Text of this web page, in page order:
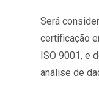
Será
certificação
ISO 9001, e
análise de